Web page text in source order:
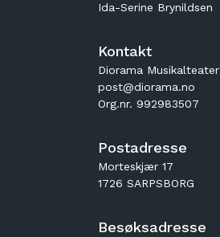
Ida-Serine Brynildsen
Kontakt
Diorama Musikalteater
post@diorama.no
Org.nr. 992983507
Postadresse
Morteskjær 17
1726 SARPSBORG
Besøksadresse